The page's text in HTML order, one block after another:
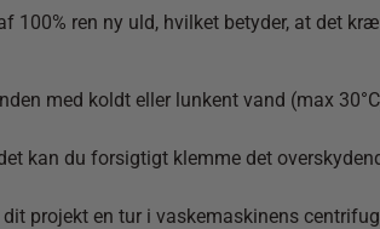
100% ren ny uld, hvilket betyder, at det
med koldt eller lunkent vand (max
kan du forsigtigt klemme det
projekt en tur i vaskemaskinens